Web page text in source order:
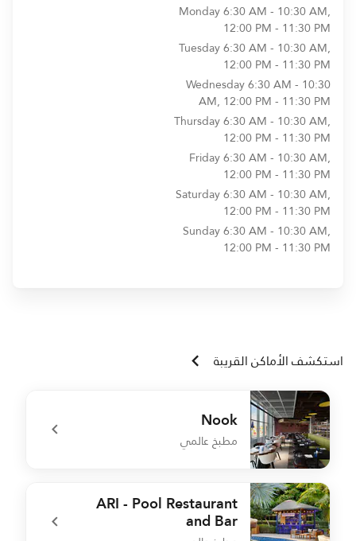
Monday6:30 AM - 10:30 AM,
12:00 PM - 11:30 PM
Tuesday6:30 AM - 10:30 AM,
12:00 PM - 11:30 PM
Wednesday6:30 AM - 10:30
AM, 12:00 PM - 11:30 PM
Thursday6:30 AM - 10:30 AM,
12:00 PM - 11:30 PM
Friday6:30 AM - 10:30 AM,
12:00 PM - 11:30 PM
Saturday6:30 AM - 10:30 AM,
12:00 PM - 11:30 PM
Sunday6:30 AM - 10:30 AM,
12:00 PM - 11:30 PM
استكشف الأماكن القريبة
Nook
مطبخ عالمي
undefined Nook
ARI - Pool Restaurant
and Bar